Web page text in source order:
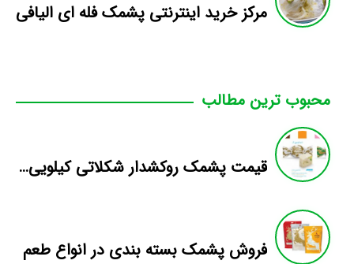
مرکز خرید اینترنتی پشمک فله ای الیافی
محبوب ترین مطالب
قیمت پشمک روکشدار شکلاتی کیلویی طعم دار
فروش پشمک بسته بندی در انواع طعم